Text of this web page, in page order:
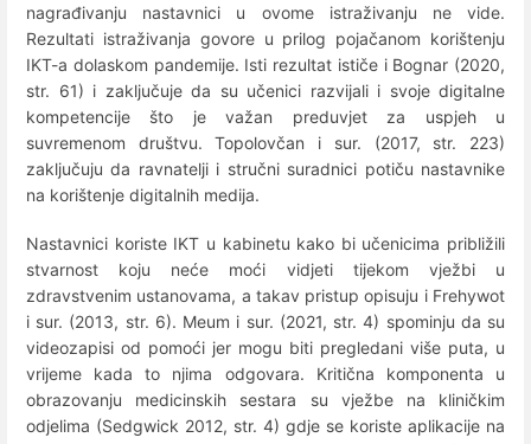
nagrađivanju nastavnici u ovome istraživanju ne vide.
Rezultati istraživanja govore u prilog pojačanom korištenju
IKT-a dolaskom pandemije. Isti rezultat ističe i Bognar (2020,
str. 61) i zaključuje da su učenici razvijali i svoje digitalne
kompetencije što je važan preduvjet za uspjeh u
suvremenom društvu. Topolovčan i sur. (2017, str. 223)
zaključuju da ravnatelji i stručni suradnici potiču nastavnike
na korištenje digitalnih medija.
Nastavnici koriste IKT u kabinetu kako bi učenicima približili
stvarnost koju neće moći vidjeti tijekom vježbi u
zdravstvenim ustanovama, a takav pristup opisuju i Frehywot
i sur. (2013, str. 6). Meum i sur. (2021, str. 4) spominju da su
videozapisi od pomoći jer mogu biti pregledani više puta, u
vrijeme kada to njima odgovara. Kritična komponenta u
obrazovanju medicinskih sestara su vježbe na kliničkim
odjelima (Sedgwick 2012, str. 4) gdje se koriste aplikacije na